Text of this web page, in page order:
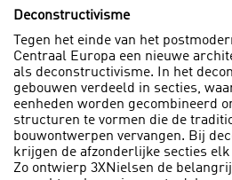
Deconstructivisme
Tegen het einde van het
Centraal Europa een nieuwe
als deconstructivisme. In het
gebouwen verdeeld in secties,
eenheden worden gecombineerd
structuren te vormen die de
bouwontwerpen vervangen. Bij
krijgen de afzonderlijke secties
Zo ontwierp 3XNielsen de